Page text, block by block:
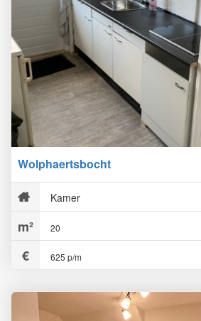
Wolphaertsbocht
Kamer
20
625 p/m